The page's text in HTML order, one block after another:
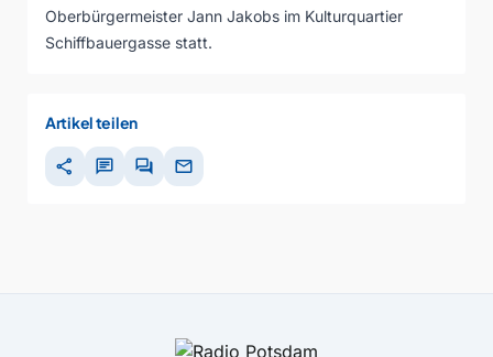
Oberbürgermeister Jann Jakobs im Kulturquartier
Schiffbauergasse statt.
Artikel teilen
share chat forum mail